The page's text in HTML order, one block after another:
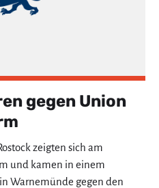
gegen Union
zeigten sich am
und kamen in einem
Warnemünde gegen den